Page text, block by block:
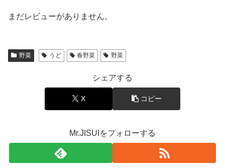
まだレビューがありません。
野菜 うど 春野菜 野菜
シェアする
X コピー
Mr.JISUIをフォローする